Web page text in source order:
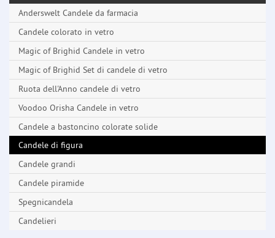
Anderswelt Candele da farmacia
Candele colorato in vetro
Magic of Brighid Candele in vetro
Magic of Brighid Set di candele di vetro
Ruota dell'Anno candele di vetro
Voodoo Orisha Candele in vetro
Candele a bastoncino colorate solide
Candele di figura
Candele grandi
Candele piramide
Spegnicandela
Candelieri